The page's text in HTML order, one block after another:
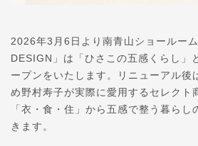
2026年3月6日より南青山ショールー
DESIGN」は「ひさこの五感くらし」
ープンをいたします。リニューアル後
め野村寿子が実際に愛用するセレクト
「衣・食・住」から五感で整う暮ら
きます。